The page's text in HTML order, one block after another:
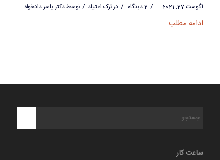
آگوست 27, 2021 / 2 دیدگاه / درترک اعتیاد / توسطدکتر یاسر دادخواه
ادامه مطلب
ساعت کار